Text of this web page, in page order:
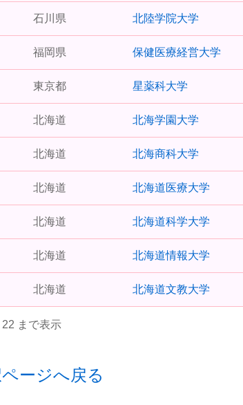
石川県 北陸学院大学
福岡県 保健医療経営大学
東京都 星薬科大学
北海道 北海学園大学
北海道 北海商科大学
北海道 北海道医療大学
北海道 北海道科学大学
北海道 北海道情報大学
北海道 北海道文教大学
まで表示
ージへ戻る